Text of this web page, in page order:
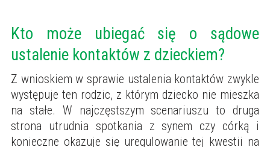
Kto może ubiegać się o sądowe
ustalenie kontaktów z dzieckiem?
Z wnioskiem w sprawie ustalenia kontaktów zwykle
występuje ten rodzic, z którym dziecko nie mieszka
na stałe. W najczęstszym scenariuszu to druga
strona utrudnia spotkania z synem czy córką i
konieczne okazuje się uregulowanie tej kwestii na